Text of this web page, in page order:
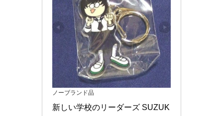
ノーブランド品
新しい学校のリーダーズ SUZUK